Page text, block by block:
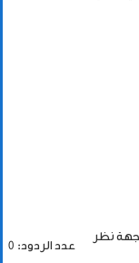
نظر
عدد الردود: 0